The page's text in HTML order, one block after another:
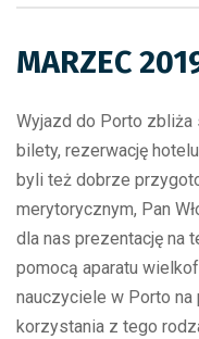
MARZEC
Wyjazd do Porto zbliża
bilety, rezerwację
byli też dobrze
merytorycznym, Pan
dla nas prezentację na
pomocą aparatu
nauczyciele w Porto
korzystania z tego